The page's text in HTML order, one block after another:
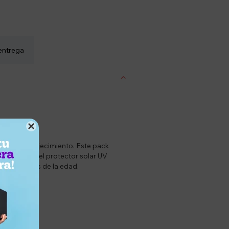

fotoenvejecimiento. Este pack
junto con el protector solar UV
de la edad.